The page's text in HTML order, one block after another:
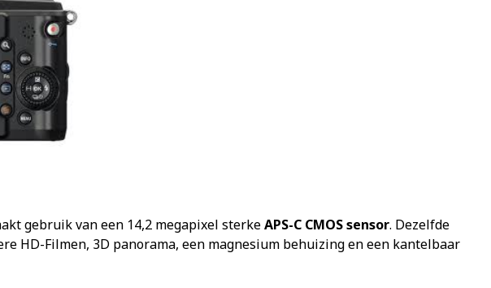
gebruik van een 14,2 megapixel sterkeAPS-C CMOS sensor. Dezelfde
HD-Filmen, 3D panorama, een magnesium behuizing en een kantelbaar